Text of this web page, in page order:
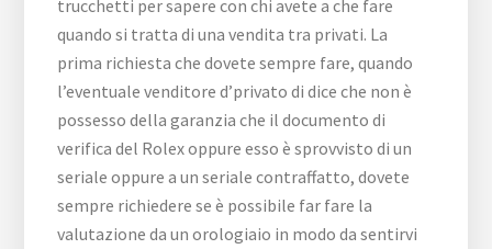
trucchetti per sapere con chi avete a che fare
quando si tratta di una vendita tra privati. La
prima richiesta che dovete sempre fare, quando
l’eventuale venditore d’privato di dice che non è
possesso della garanzia che il documento di
verifica del Rolex oppure esso è sprovvisto di un
seriale oppure a un seriale contraffatto, dovete
sempre richiedere se è possibile far fare la
valutazione da un orologiaio in modo da sentirvi